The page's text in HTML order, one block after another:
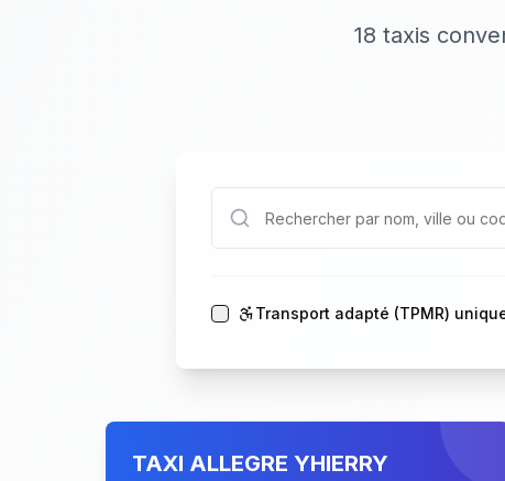
18 taxis
Transport adapté (TPMR)
TAXI ALLEGRE YHIERRY